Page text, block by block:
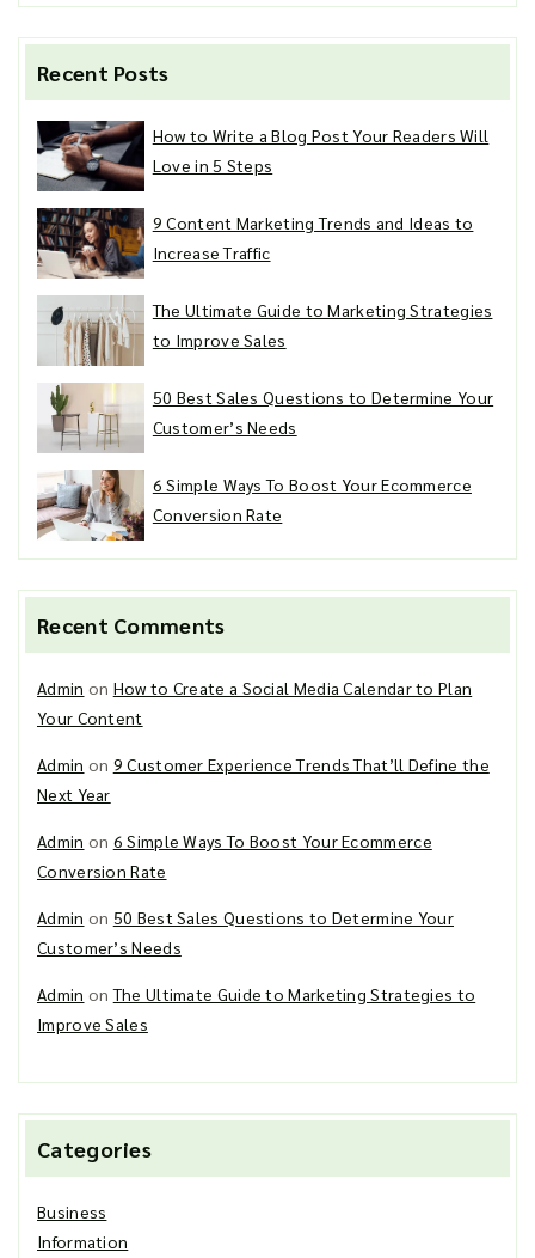
Recent Posts
How to Write a Blog Post Your Readers Will
Love in 5 Steps
9 Content Marketing Trends and Ideas to
Increase Traffic
The Ultimate Guide to Marketing Strategies
to Improve Sales
50 Best Sales Questions to Determine Your
Customer’s Needs
6 Simple Ways To Boost Your Ecommerce
Conversion Rate
Recent Comments
Admin on How to Create a Social Media Calendar to Plan
Your Content
Admin on 9 Customer Experience Trends That’ll Define the
Next Year
Admin on 6 Simple Ways To Boost Your Ecommerce
Conversion Rate
Admin on 50 Best Sales Questions to Determine Your
Customer’s Needs
Admin onThe Ultimate Guide to Marketing Strategies to
Improve Sales
Categories
Business
Information